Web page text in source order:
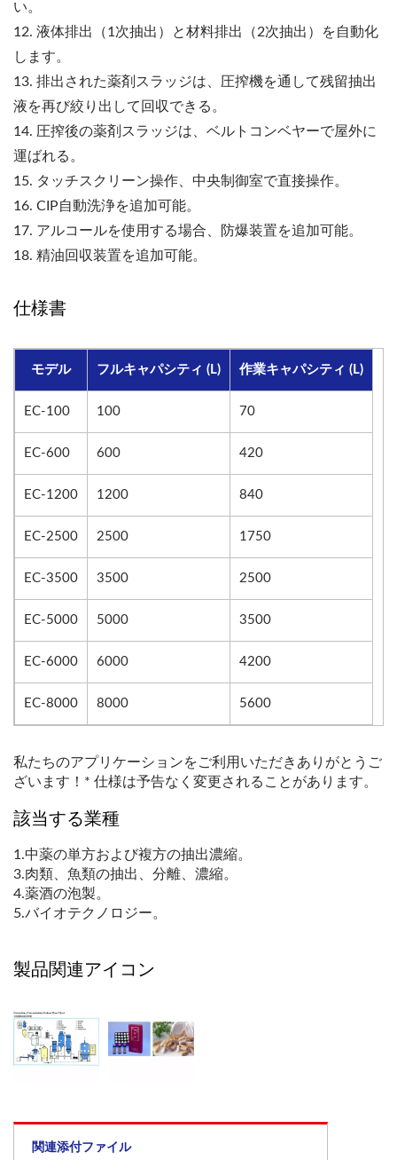
い。
12. 液体排出（1次抽出）と材料排出（2次抽出）を自動化
します。
13. 排出された薬剤スラッジは、圧搾機を通して残留抽出
液を再び絞り出して回収できる。
14. 圧搾後の薬剤スラッジは、ベルトコンベヤーで屋外に
運ばれる。
15. タッチスクリーン操作、中央制御室で直接操作。
16. CIP自動洗浄を追加可能。
17. アルコールを使用する場合、防爆装置を追加可能。
18. 精油回収装置を追加可能。
仕様書
モデル フルキャパシティ (L) 作業キャパシティ (L)
EC-100 100 70
EC-600 600 420
EC-1200 1200 840
EC-2500 2500 1750
EC-3500 3500 2500
EC-5000 5000 3500
EC-6000 6000 4200
EC-8000 8000 5600
私たちのアプリケーションをご利用いただきありがとうご
ざいます！* 仕様は予告なく変更されることがあります。
該当する業種
1.中薬の単方および複方の抽出濃縮。
3.肉類、魚類の抽出、分離、濃縮。
4.薬酒の泡製。
5.バイオテクノロジー。
製品関連アイコン
関連添付ファイル